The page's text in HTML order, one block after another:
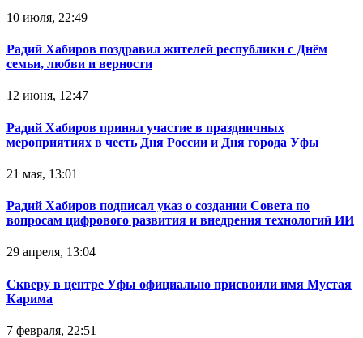
10 июля, 22:49
Радий Хабиров поздравил жителей республики с Днём
семьи, любви и верности
12 июня, 12:47
Радий Хабиров принял участие в праздничных
мероприятиях в честь Дня России и Дня города Уфы
21 мая, 13:01
Радий Хабиров подписал указ о создании Совета по
вопросам цифрового развития и внедрения технологий ИИ
29 апреля, 13:04
Скверу в центре Уфы официально присвоили имя Мустая
Карима
7 февраля, 22:51